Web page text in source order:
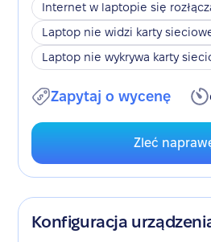
Internet w laptopie się
Laptop nie widzi karty
Laptop nie wykrywa karty
Zapytaj o wycenę
Zleć
Konfiguracja